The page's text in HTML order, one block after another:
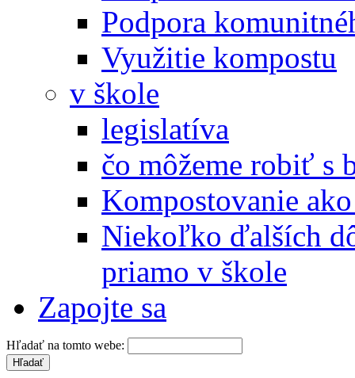
Podpora
Využitie kompostu
v škole
legislatíva
čo môžeme robiť s
Kompostovanie
Niekoľko ďalších
priamo v škole
Zapojte sa
Hľadať na tomto webe: